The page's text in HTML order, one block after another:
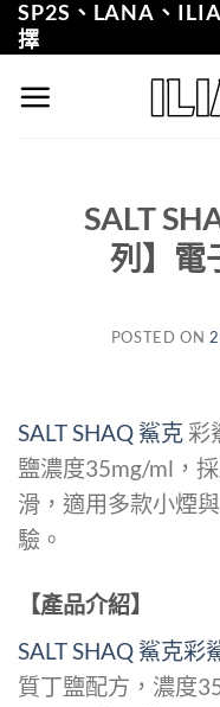
Skip
to
content
SP2S、LANA、
擇
SALT
列】電
POSTED ON
SALT SHAQ 鯊克 彩
鹽濃度35mg/ml，
滑，適用多款小煙
驗。
【產品介紹】
SALT SHAQ 鯊克彩
質丁鹽配方，濃度